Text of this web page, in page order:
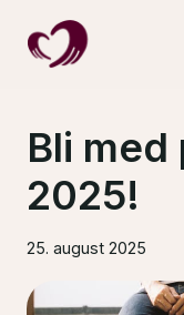
Bli med
2025!
25. august 2025